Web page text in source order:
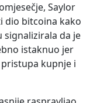
Saylor
dio bitcoina kako
da je
istaknuo jer
kupnje i